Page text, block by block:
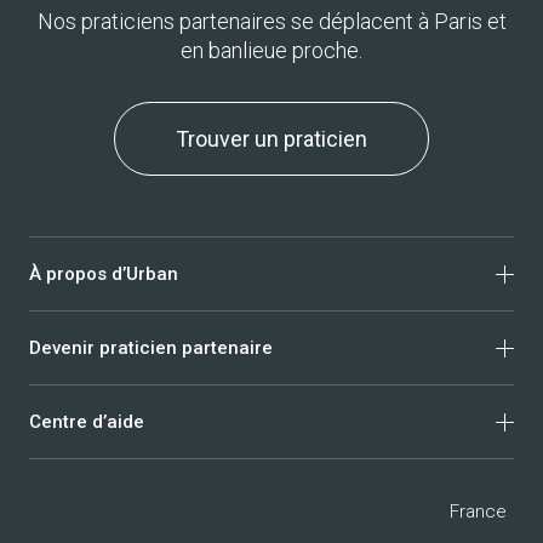
Nos praticiens partenaires se déplacent à Paris et
en banlieue proche.
Trouver un praticien
À propos d’Urban
Qui sommes-nous ?
Nous rejoindre
Devenir praticien partenaire
Massage
Centre d’aide
France